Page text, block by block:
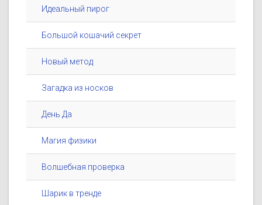
Идеальный пирог
Большой кошачий секрет
Новый метод
Загадка из носков
День Да
Магия физики
Волшебная проверка
Шарик в тренде